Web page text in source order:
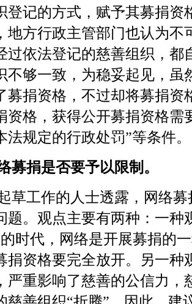
登记的方式，赋予其募捐资
地方行政主管部门也认为不
过依法登记的慈善组织，都
不够一致，为稳妥起见，虽
募捐资格，不过却将募捐资
资格，获得公开募捐资格需
法规定的行政处罚”等条件。
募捐是否要予以限制。
草工作的人士透露，网络
题。观点主要有两种：一种
的时代，网络是开展募捐的
捐资格要完全放开。另一种
严重影响了慈善的公信力，